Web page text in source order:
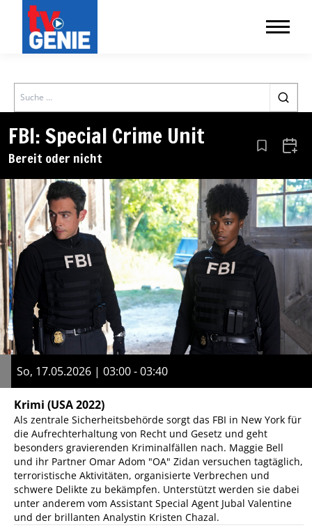
Search
FBI: Special Crime Unit
Bereit oder nicht Aus den
So, 17.05.2026 | 03:00 - 03:40
Krimi (USA 2022)
Als zentrale Sicherheitsbehörde sorgt das FBI in New York für
die Aufrechterhaltung von Recht und Gesetz und geht
besonders gravierenden Kriminalfällen nach. Maggie Bell
und ihr Partner Omar Adom "OA" Zidan versuchen tagtäglich,
terroristische Aktivitäten, organisierte Verbrechen und
schwere Delikte zu bekämpfen. Unterstützt werden sie dabei
unter anderem vom Assistant Special Agent Jubal Valentine
und der brillanten Analystin Kristen Chazal.